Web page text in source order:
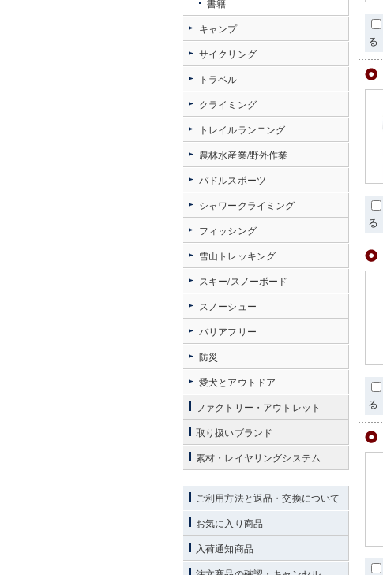
る
る
る
書籍
キャンプ
サイクリング
トラベル
クライミング
トレイルランニング
農林水産業/野外作業
パドルスポーツ
シャワークライミング
フィッシング
雪山トレッキング
スキー/スノーボード
スノーシュー
バリアフリー
防災
愛犬とアウトドア
ファクトリー・アウトレット
取り扱いブランド
素材・レイヤリングシステム
ご利用方法と返品・交換について
お気に入り商品
入荷通知商品